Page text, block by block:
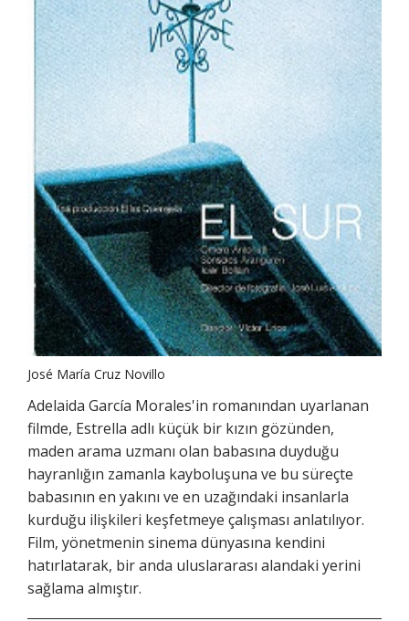
José María Cruz Novillo
Adelaida García Morales'in romanından uyarlanan
filmde, Estrella adlı küçük bir kızın gözünden,
maden arama uzmanı olan babasına duyduğu
hayranlığın zamanla kayboluşuna ve bu süreçte
babasının en yakını ve en uzağındaki insanlarla
kurduğu ilişkileri keşfetmeye çalışması anlatılıyor.
Film, yönetmenin sinema dünyasına kendini
hatırlatarak, bir anda uluslararası alandaki yerini
sağlama almıştır.